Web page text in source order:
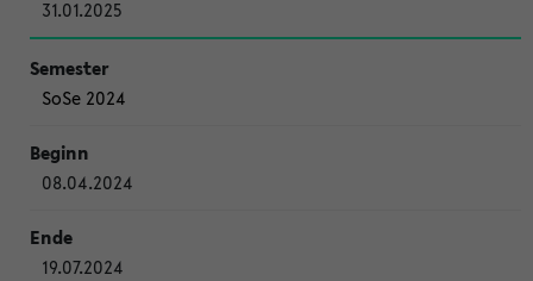
31.01.2025
SoSe 2024
08.04.2024
19.07.2024